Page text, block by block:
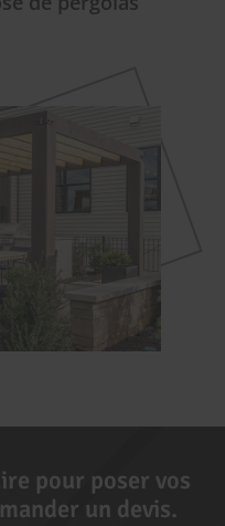
pour poser vos
un devis.